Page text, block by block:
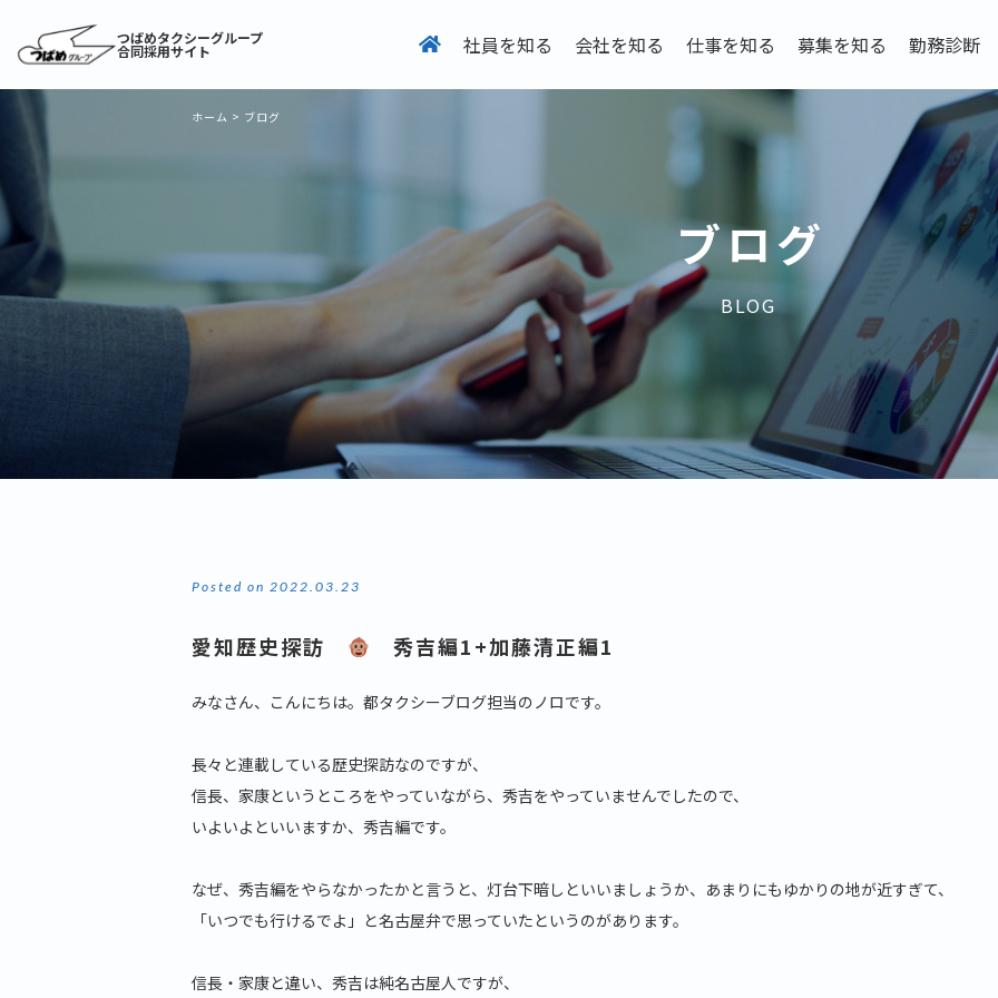
つばめタクシーグループ
合同採用サイト 社員を知る 会社を知る 仕事を知る 募集を知る 勤務診断
ホーム > ブログ
ブログ
BLOG
Posted on 2022.03.23
愛知歴史探訪 秀吉編1+加藤清正編1
みなさん、こんにちは。都タクシーブログ担当のノロです。
長々と連載している歴史探訪なのですが、
信長、家康というところをやっていながら、秀吉をやっていませんでしたので、
いよいよといいますか、秀吉編です。
なぜ、秀吉編をやらなかったかと言うと、灯台下暗しといいましょうか、あまりにもゆかりの地が近すぎて、
「いつでも行けるでよ」と名古屋弁で思っていたというのがあります。
信長・家康と違い、秀吉は純名古屋人ですが、